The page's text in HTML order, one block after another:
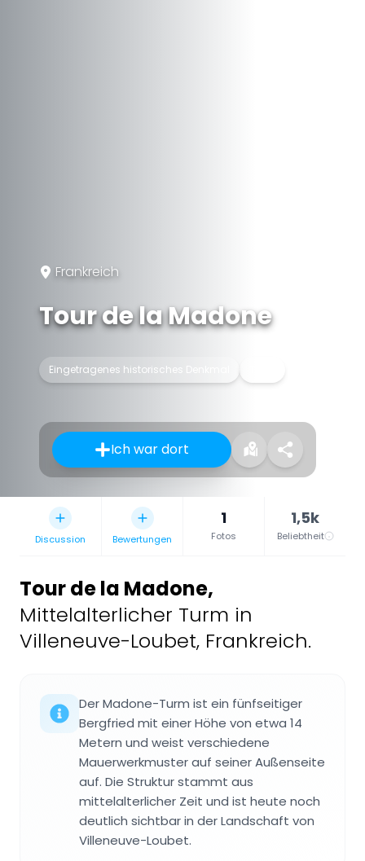
Frankreich
Tour de la Madone
Eingetragenes historisches Denkmal
Ich war dort
Discussion Bewertungen
1
Fotos
1,5k
Beliebtheit
Tour de la Madone,
Mittelalterlicher Turm in
Villeneuve-Loubet, Frankreich.
Der Madone-Turm ist ein fünfseitiger
Bergfried mit einer Höhe von etwa 14
Metern und weist verschiedene
Mauerwerkmuster auf seiner Außenseite
auf. Die Struktur stammt aus
mittelalterlicher Zeit und ist heute noch
deutlich sichtbar in der Landschaft von
Villeneuve-Loubet.